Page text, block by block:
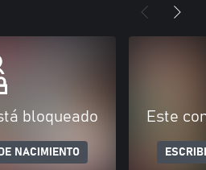
bloqueado
NACIMIENTO
Este